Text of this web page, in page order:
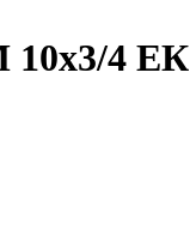
10х3/4 ЕК